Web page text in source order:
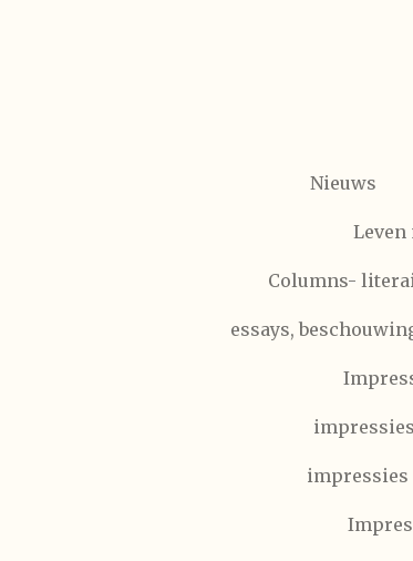
Nieuws
Leven
Columns-
essays,